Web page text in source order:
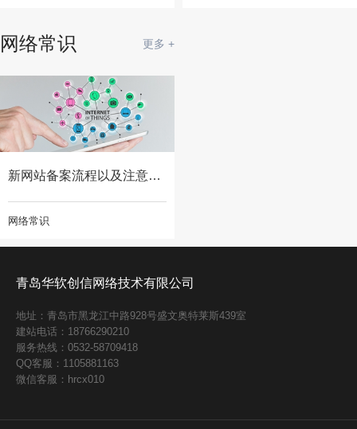
更多 +
网络常识
新网站备案流程以及注意事项
网络常识
青岛华软创信网络技术有限公司
地址：青岛市黑龙江中路928号盛文奥特莱斯439室
建站电话：18766290210
服务热线：0532-58709418
QQ客服：1105881163
微信客服：hrcx010